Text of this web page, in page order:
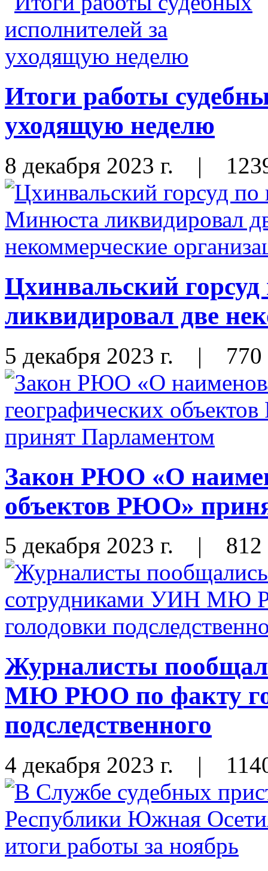
Итоги работы
уходящую неделю
8 декабря 2023 г. |
Цхинвальский
ликвидировал две
5 декабря 2023 г. | 770
Закон РЮО «О
объектов РЮО»
5 декабря 2023 г. | 812
Журналисты
МЮ РЮО по факту
подследственного
4 декабря 2023 г. |